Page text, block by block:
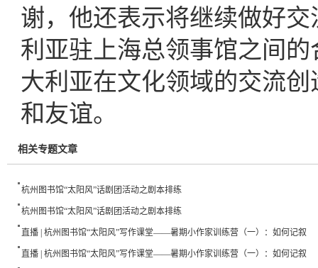
谢，他还表示将继续做好
利亚驻上海总领事馆之间
大利亚在文化领域的交流
和友谊。
相关专题文章
杭州图书馆“太阳风”话剧团活动之剧本排练
杭州图书馆“太阳风”话剧团活动之剧本排练
直播 | 杭州图书馆“太阳风”写作课堂——暑期小作家训练营（一）：如何记叙
直播 | 杭州图书馆“太阳风”写作课堂——暑期小作家训练营（一）：如何记叙